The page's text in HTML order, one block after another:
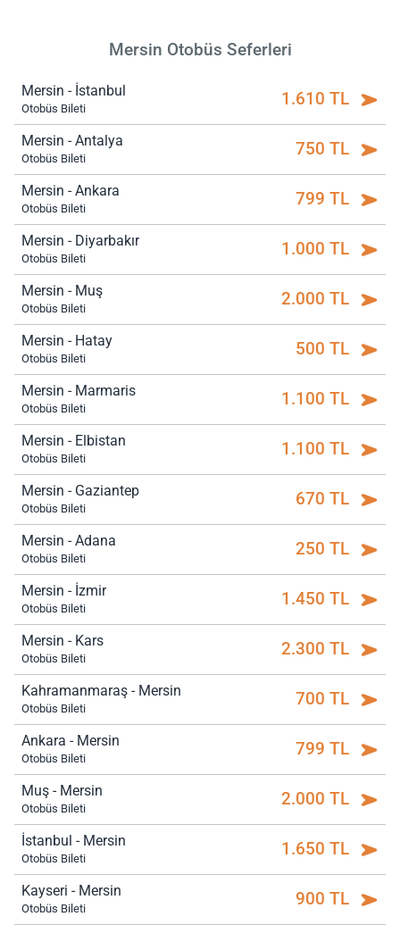
Mersin Otobüs Seferleri
Mersin - İstanbul
Otobüs Bileti 1.610 TL
Mersin - Antalya
Otobüs Bileti 750 TL
Mersin - Ankara
Otobüs Bileti 799 TL
Mersin - Diyarbakır
Otobüs Bileti 1.000 TL
Mersin - Muş
Otobüs Bileti 2.000 TL
Mersin - Hatay
Otobüs Bileti 500 TL
Mersin - Marmaris
Otobüs Bileti 1.100 TL
Mersin - Elbistan
Otobüs Bileti 1.100 TL
Mersin - Gaziantep
Otobüs Bileti 670 TL
Mersin - Adana
Otobüs Bileti 250 TL
Mersin - İzmir
Otobüs Bileti 1.450 TL
Mersin - Kars
Otobüs Bileti 2.300 TL
Kahramanmaraş - Mersin
Otobüs Bileti 700 TL
Ankara - Mersin
Otobüs Bileti 799 TL
Muş - Mersin
Otobüs Bileti 2.000 TL
İstanbul - Mersin
Otobüs Bileti 1.650 TL
Kayseri - Mersin
Otobüs Bileti 900 TL